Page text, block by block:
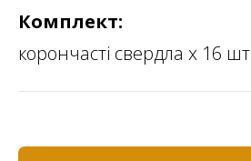
Комплект:
корончасті свердла х 16 шт